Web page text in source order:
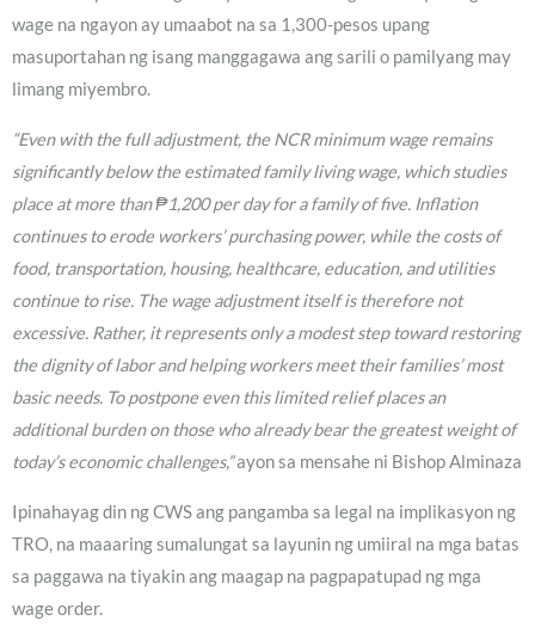
wage na ngayon ay umaabot na sa 1,300-pesos upang
masuportahan ng isang manggagawa ang sarili o pamilyang may
limang miyembro.
“Even with the full adjustment, the NCR minimum wage remains
significantly below the estimated family living wage, which studies
place at more than ₱1,200 per day for a family of five. Inflation
continues to erode workers’ purchasing power, while the costs of
food, transportation, housing, healthcare, education, and utilities
continue to rise. The wage adjustment itself is therefore not
excessive. Rather, it represents only a modest step toward restoring
the dignity of labor and helping workers meet their families’ most
basic needs. To postpone even this limited relief places an
additional burden on those who already bear the greatest weight of
today’s economic challenges,”ayon sa mensahe ni Bishop Alminaza
Ipinahayag din ng CWS ang pangamba sa legal na implikasyon ng
TRO, na maaaring sumalungat sa layunin ng umiiral na mga batas
sa paggawa na tiyakin ang maagap na pagpapatupad ng mga
wage order.